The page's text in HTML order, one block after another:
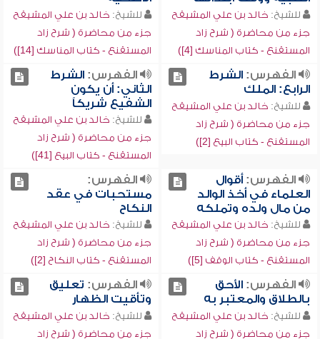
للشيخ: خالد بن علي المشيقح
جزء من محاضرة ( شرح زاد
المستقنع - كتاب المناسك [4])
للشيخ: خالد بن علي المشيقح
جزء من محاضرة ( شرح زاد
المستقنع - كتاب المناسك [14])
الفهرس:الشرط
الرابع: الملك
للشيخ: خالد بن علي المشيقح
جزء من محاضرة ( شرح زاد
المستقنع - كتاب البيع [2])
الفهرس:الشرط
الثاني: أن يكون
الشفيع شريكاً
للشيخ: خالد بن علي المشيقح
جزء من محاضرة ( شرح زاد
المستقنع - كتاب البيع [41])
الفهرس:أقوال
العلماء في أخذ الوالد
من مال ولده وتملكه
للشيخ: خالد بن علي المشيقح
جزء من محاضرة ( شرح زاد
المستقنع - كتاب الوقف [5])
الفهرس:
مستحبات في عقد
النكاح
للشيخ: خالد بن علي المشيقح
جزء من محاضرة ( شرح زاد
المستقنع - كتاب النكاح [2])
الفهرس:الأحق
بالطلاق والمعتبر به
للشيخ: خالد بن علي المشيقح
جزء من محاضرة ( شرح زاد
الفهرس: تعليق
وتأقيت الظهار
للشيخ: خالد بن علي المشيقح
جزء من محاضرة ( شرح زاد